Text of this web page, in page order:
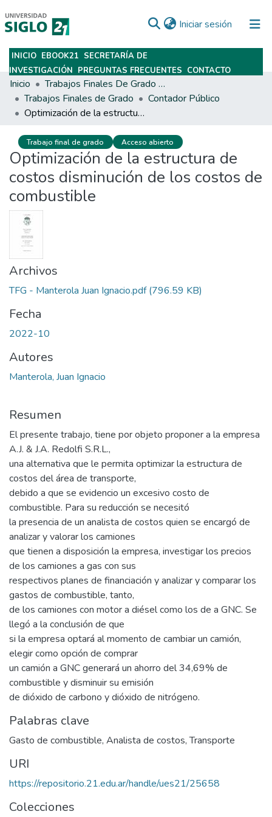
Iniciar sesión (current)
Subir
INICIO EBOOK21 SECRETARÍA DE
INVESTIGACIÓN PREGUNTAS FRECUENTES CONTACTO
Inicio
Trabajos Finales De Grado Y Posgrado
Trabajos Finales de Grado
Contador Público
Optimización de la estructura de costos disminución de los costos de combustible
Trabajo final de grado Acceso abierto
Optimización de la estructura de
costos disminución de los costos de
combustible
Archivos
TFG - Manterola Juan Ignacio.pdf(796.59 KB)
Fecha
2022-10
Autores
Manterola, Juan Ignacio
Resumen
El presente trabajo, tiene por objeto proponer a la empresa
A.J. & J.A. Redolfi S.R.L.,
una alternativa que le permita optimizar la estructura de
costos del área de transporte,
debido a que se evidencio un excesivo costo de
combustible. Para su reducción se necesitó
la presencia de un analista de costos quien se encargó de
analizar y valorar los camiones
que tienen a disposición la empresa, investigar los precios
de los camiones a gas con sus
respectivos planes de financiación y analizar y comparar los
gastos de combustible, tanto,
de los camiones con motor a diésel como los de a GNC. Se
llegó a la conclusión de que
si la empresa optará al momento de cambiar un camión,
elegir como opción de comprar
un camión a GNC generará un ahorro del 34,69% de
combustible y disminuir su emisión
de dióxido de carbono y dióxido de nitrógeno.
Palabras clave
Gasto de combustible, Analista de costos,Transporte
URI
https://repositorio.21.edu.ar/handle/ues21/25658
Colecciones